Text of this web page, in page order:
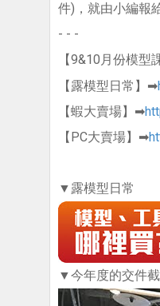
件)，就由小編報
- - -
【9&10月份模
【露模型日常】➡
【蝦大賣場】➡
【PC大賣場】➡
▼露模型日常
▼今年度的交件